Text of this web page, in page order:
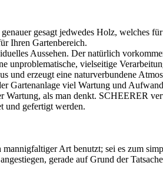
gesagt jedwedes Holz, welches
Ihren Gartenbereich.
Aussehen. Der natürlich
unproblematische, vielseitige
und erzeugt eine naturverbundene
Gartenanlage viel Wartung und
als man denkt. SCHEERER
und gefertigt werden.
Art benutzt; sei es zum
gerade auf Grund der